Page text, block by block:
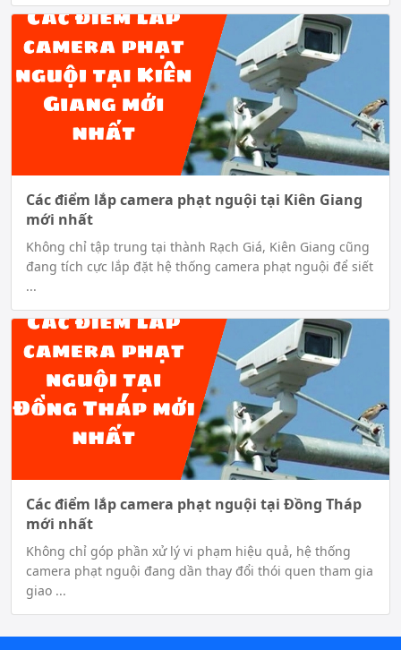
Các điểm lắp camera phạt nguội tại Kiên Giang
mới nhất
Không chỉ tập trung tại thành Rạch Giá, Kiên Giang cũng
đang tích cực lắp đặt hệ thống camera phạt nguội để siết
...
Các điểm lắp camera phạt nguội tại Đồng Tháp
mới nhất
Không chỉ góp phần xử lý vi phạm hiệu quả, hệ thống
camera phạt nguội đang dần thay đổi thói quen tham gia
giao ...